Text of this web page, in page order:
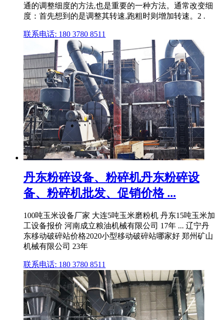
通的调整细度的方法,也是重要的一种方法。通常改变细
度：首先想到的是调整其转速,跑粗时则增加转速。2 .
联系电话: 180 3780 8511
丹东粉碎设备、粉碎机丹东粉碎设
备、粉碎机批发、促销价格 ...
100吨玉米设备厂家 大连5吨玉米磨粉机 丹东15吨玉米加
工设备报价 河南成立粮油机械有限公司 17年 ... 辽宁丹
东移动破碎站价格2020小型移动破碎站哪家好 郑州矿山
机械有限公司 23年
联系电话: 180 3780 8511